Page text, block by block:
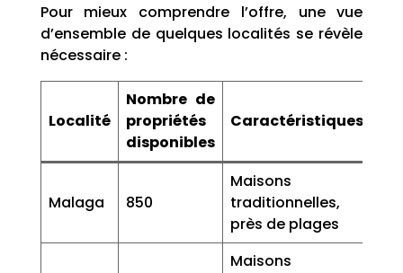
Pour mieux comprendre l’offre, une vue
d’ensemble de quelques localités se révèle
nécessaire :
Localité
Nombre de
propriétés
disponibles
Caractéristiques
Malaga 850
Maisons
traditionnelles,
près de plages
Maisons